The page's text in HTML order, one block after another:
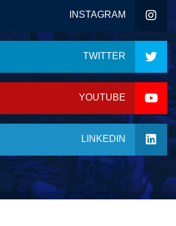
INSTAGRAM
TWITTER
YOUTUBE
LINKEDIN